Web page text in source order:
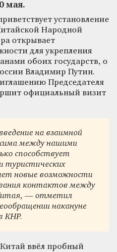
мая.
установление
Народной
открывает
для укрепления
обоих государств, о
Владимир Путин.
Председателя
официальный визит
на взаимной
между нашими
способствует
туристических
новые возможности
контактов между
— отметил
накануне
КНР.
Китай ввёл пробный